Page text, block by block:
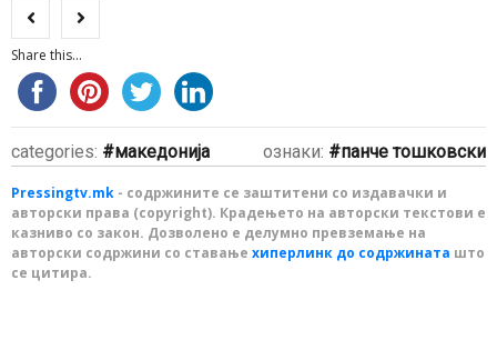
Share this...
categories: македонија ознаки: панче тошковски
Pressingtv.mk - содржините се заштитени со издавачки и
авторски права (copyright). Крадењето на авторски текстови е
казниво со закон. Дозволено е делумно превземање на
авторски содржини со ставање хиперлинк до содржината што
се цитира.